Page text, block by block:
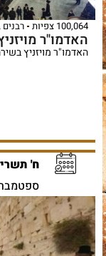
100,064 צפיות
האדמו"ר
האדמו"ר מויזניץ
ח'
ספטמבר 17,